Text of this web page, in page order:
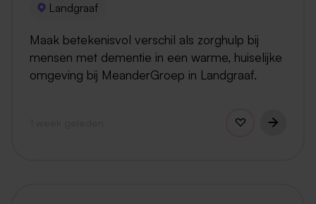
Landgraaf
Maak betekenisvol verschil als zorghulp bij
mensen met dementie in een warme, huiselijke
omgeving bij MeanderGroep in Landgraaf.